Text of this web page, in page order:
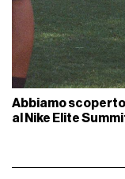
Abbiamo
al Nike Elite